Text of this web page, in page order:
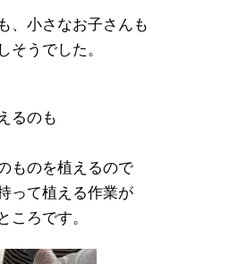
、小さなお子さんも
そうでした。
るのも
ものを植えるので
って植える作業が
ころです。